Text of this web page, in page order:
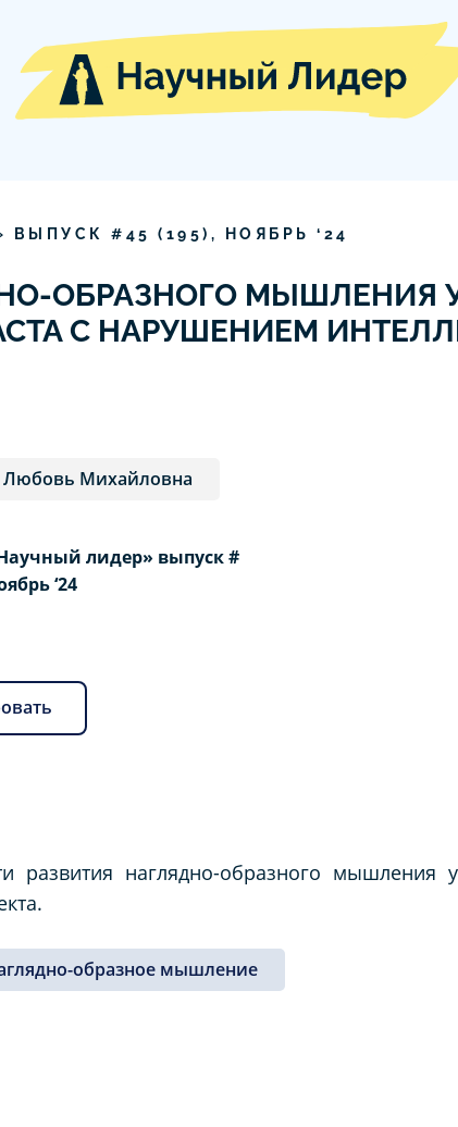
ВЫПУСК # 45 ( 195), НОЯБРЬ ‘ 24
ОБРАЗНОГО МЫШЛЕНИЯ
С НАРУШЕНИЕМ
Михайловна
лидер» выпуск #
‘24
развития наглядно-образного мышления
образное мышление